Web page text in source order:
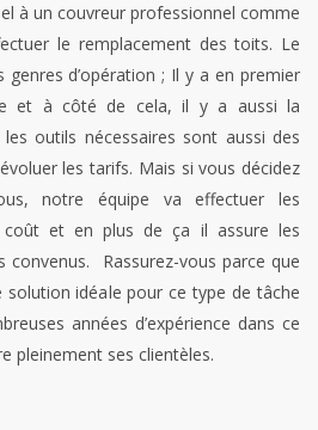
à un couvreur professionnel comme
le remplacement des toits. Le
d’opération ; Il y a en premier
et à côté de cela, il y a aussi la
outils nécessaires sont aussi des
les tarifs. Mais si vous décidez
notre équipe va effectuer les
coût et en plus de ça il assure les
convenus. Rassurez-vous parce que
idéale pour ce type de tâche
années d’expérience dans ce
pleinement ses clientèles.